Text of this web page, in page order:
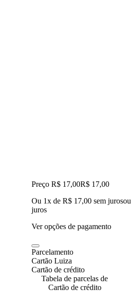
Preço R$ 17,00R$ 17,00
Ou 1x de R$ 17,00 sem jurosou
juros
Ver opções de pagamento
Parcelamento
Cartão Luiza
Cartão de crédito
Tabela de parcelas de
Cartão de crédito